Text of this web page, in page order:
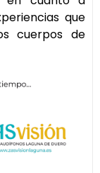
que
cuerpos de